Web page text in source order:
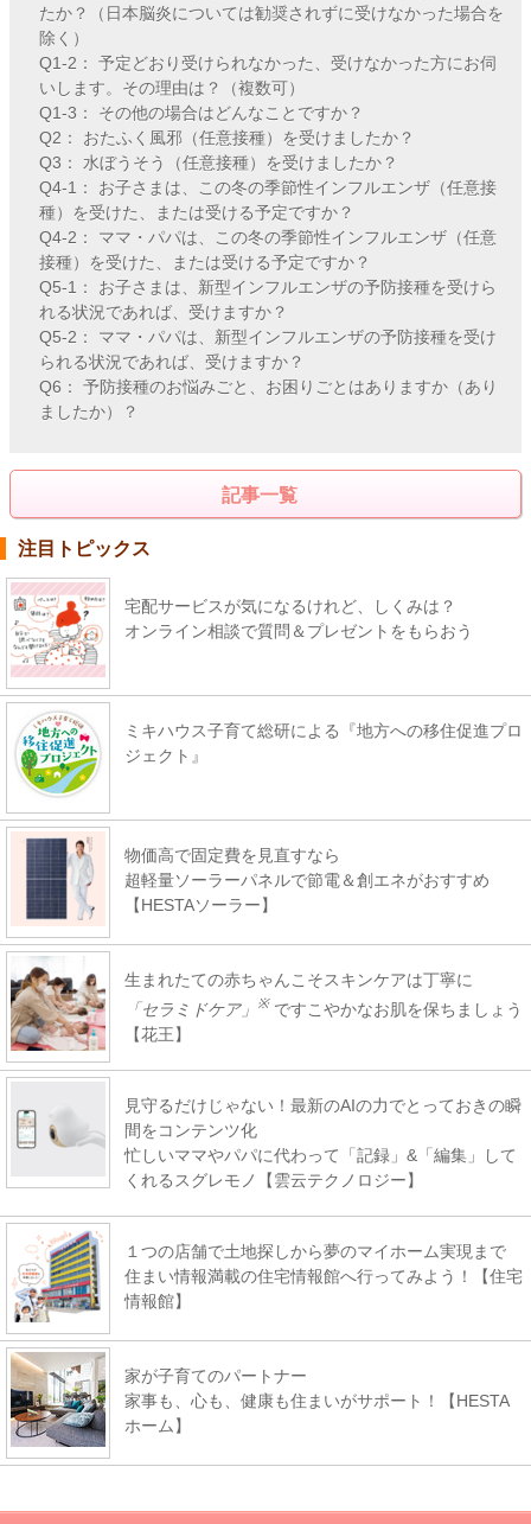
たか？（日本脳炎については勧奨されずに受けなかった場合を
除く）
Q1-2： 予定どおり受けられなかった、受けなかった方にお伺
いします。その理由は？（複数可）
Q1-3： その他の場合はどんなことですか？
Q2： おたふく風邪（任意接種）を受けましたか？
Q3： 水ぼうそう（任意接種）を受けましたか？
Q4-1： お子さまは、この冬の季節性インフルエンザ（任意接
種）を受けた、または受ける予定ですか？
Q4-2： ママ・パパは、この冬の季節性インフルエンザ（任意
接種）を受けた、または受ける予定ですか？
Q5-1： お子さまは、新型インフルエンザの予防接種を受けら
れる状況であれば、受けますか？
Q5-2： ママ・パパは、新型インフルエンザの予防接種を受け
られる状況であれば、受けますか？
Q6： 予防接種のお悩みごと、お困りごとはありますか（あり
ましたか）？
記事一覧
注目トピックス
宅配サービスが気になるけれど、しくみは？
オンライン相談で質問＆プレゼントをもらおう
ミキハウス子育て総研による『地方への移住促進プロ
ジェクト』
物価高で固定費を見直すなら
超軽量ソーラーパネルで節電＆創エネがおすすめ
【HESTAソーラー】
生まれたての赤ちゃんこそスキンケアは丁寧に
「セラミドケア」
※ ですこやかなお肌を保ちましょう
【花王】
見守るだけじゃない！最新のAIの力でとっておきの瞬
間をコンテンツ化
忙しいママやパパに代わって「記録」&「編集」して
くれるスグレモノ【雲云テクノロジー】
１つの店舗で土地探しから夢のマイホーム実現まで
住まい情報満載の住宅情報館へ行ってみよう！【住宅
情報館】
家が子育てのパートナー
家事も、心も、健康も住まいがサポート！【HESTA
ホーム】